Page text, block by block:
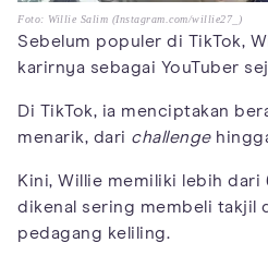
Foto: Willie Salim (Instagram.com/willie27_)
Sebelum populer di TikTok,
karirnya sebagai YouTuber
Di TikTok, ia menciptakan
menarik, dari challenge
Kini, Willie memiliki lebih
dikenal sering membeli takjil
pedagang keliling.